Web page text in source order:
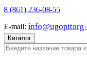
8 (861) 236-08-55
E-mail:
Каталог